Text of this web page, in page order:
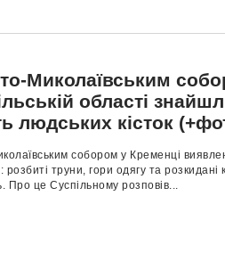
Миколаївським
області
людських кісток
собором у Кременці
труни, гори одягу та розкидані
Про це Суспільному розповів...